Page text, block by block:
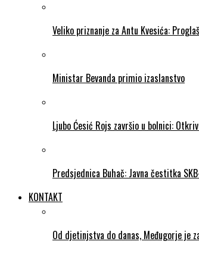
Veliko priznanje za Antu Kvesića:
Ministar Bevanda primio izaslanstvo
Ljubo Ćesić Rojs završio u bolnici:
Predsjednica Buhač: Javna čestitka
KONTAKT
Od djetinjstva do danas, Međugorje je